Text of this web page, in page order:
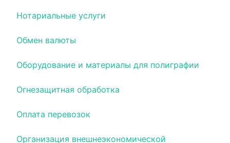
Нотариальные услуги
Обмен валюты
Оборудование и материалы для полиграфии
Огнезащитная обработка
Оплата перевозок
Организация внешнеэкономической